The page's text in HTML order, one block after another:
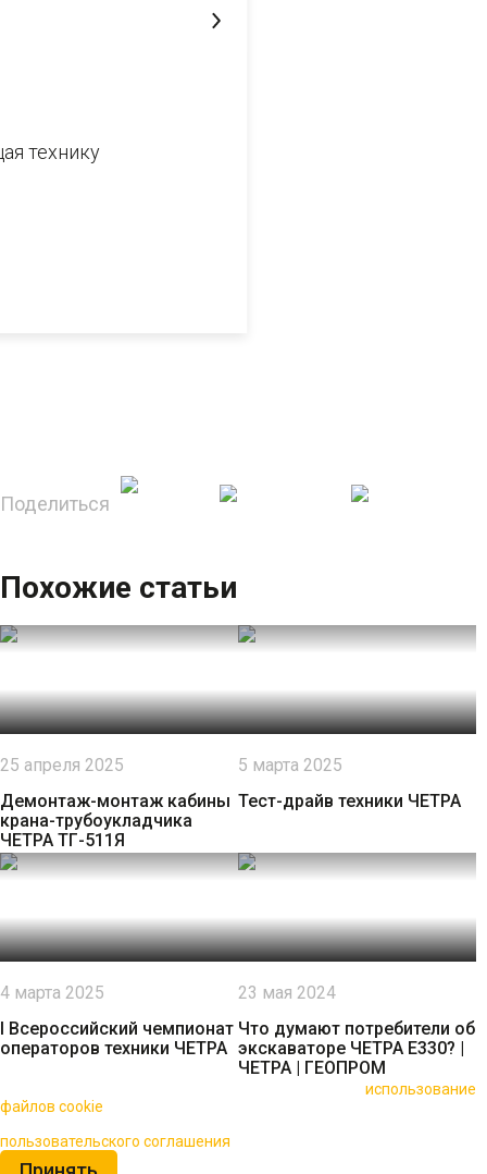
технику
Поделиться
Похожие статьи
25 апреля 2025
Демонтаж-монтаж кабины
крана-трубоукладчика
ЧЕТРА ТГ-511Я
5 марта 2025
Тест-драйв техники ЧЕТРА
4 марта 2025
I Всероссийский чемпионат
операторов техники ЧЕТРА
23 мая 2024
Что думают потребители об
экскаваторе ЧЕТРА Е330? |
ЧЕТРА | ГЕОПРОМ
использование
файлов cookie
пользовательского соглашения